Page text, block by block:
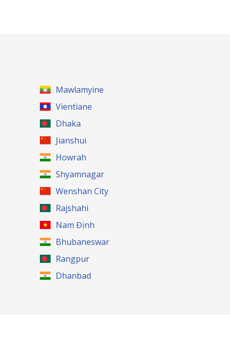
Mawlamyine
Vientiane
Dhaka
Jianshui
Howrah
Shyamnagar
Wenshan City
Rajshahi
Nam Định
Bhubaneswar
Rangpur
Dhanbad